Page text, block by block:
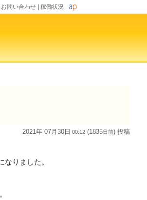
お問い合わせ 稼働状況
2021年 07月30日 00:12 (1835日前) 投稿
りました。